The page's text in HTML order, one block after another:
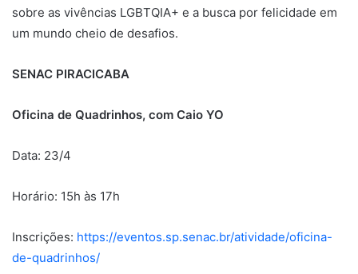
sobre as vivências LGBTQIA+ e a busca por felicidade em
um mundo cheio de desafios.
SENAC PIRACICABA
Oficina de Quadrinhos, com Caio YO
Data: 23/4
Horário: 15h às 17h
Inscrições: https://eventos.sp.senac.br/atividade/oficina-
de-quadrinhos/